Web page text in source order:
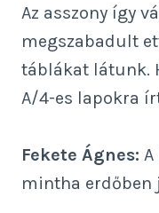
Az asszony így
megszabadult
táblákat látunk.
A/4-es lapokra
Fekete Ágnes:
mintha erdőben